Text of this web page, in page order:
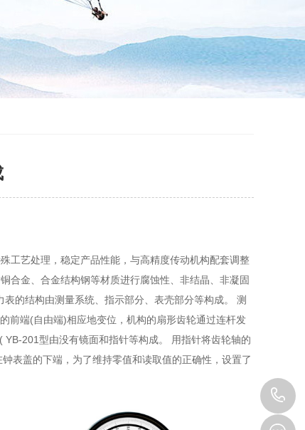
工艺处理，稳定产品性能，与高精度传动机构配套调整
合金、合金结构钢等材质进行腐蚀性、非结晶、非凝固
的结构由测量系统、指示部分、表壳部分等构成。 测
前端(自由端)相应地变位，机构的扇形齿轮通过连杆发
201型由没有镜面和指针等构成。 用指针将齿轮轴的
表盖的下端，为了维持零值和读取值的正确性，设置了